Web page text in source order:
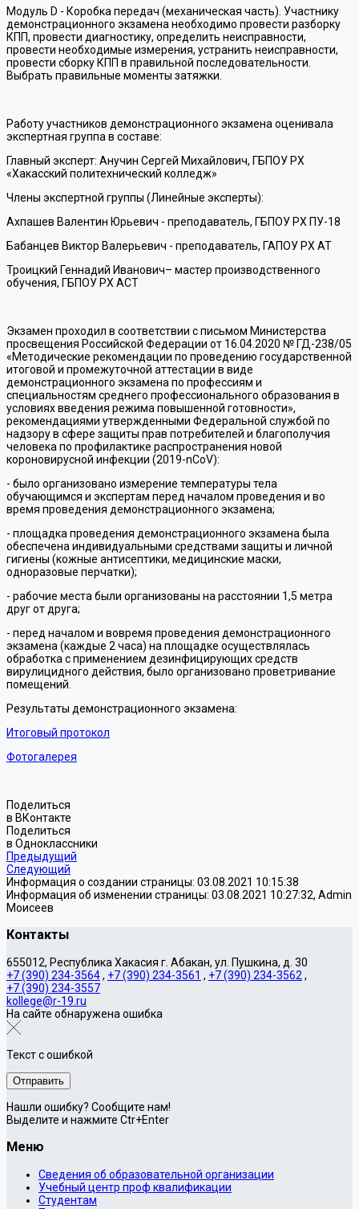
Модуль D - Коробка передач (механическая часть). Участнику
демонстрационного экзамена необходимо провести разборку
КПП, провести диагностику, определить неисправности,
провести необходимые измерения, устранить неисправности,
провести сборку КПП в правильной последовательности.
Выбрать правильные моменты затяжки.
Работу участников демонстрационного экзамена оценивала
экспертная группа в составе:
Главный эксперт: Анучин Сергей Михайлович, ГБПОУ РХ
«Хакасский политехнический колледж»
Члены экспертной группы (Линейные эксперты):
Ахпашев Валентин Юрьевич - преподаватель, ГБПОУ РХ ПУ-18
Бабанцев Виктор Валерьевич - преподаватель, ГАПОУ РХ АТ
Троицкий Геннадий Иванович– мастер производственного
обучения, ГБПОУ РХ АСТ
Экзамен проходил в соответствии с письмом Министерства
просвещения Российской Федерации от 16.04.2020 № ГД-238/05
«Методические рекомендации по проведению государственной
итоговой и промежуточной аттестации в виде
демонстрационного экзамена по профессиям и
специальностям среднего профессионального образования в
условиях введения режима повышенной готовности»,
рекомендациями утвержденными Федеральной службой по
надзору в сфере защиты прав потребителей и благополучия
человека по профилактике распространения новой
короновирусной инфекции (2019-nCoV):
- было организовано измерение температуры тела
обучающимся и экспертам перед началом проведения и во
время проведения демонстрационного экзамена;
- площадка проведения демонстрационного экзамена была
обеспечена индивидуальными средствами защиты и личной
гигиены (кожные антисептики, медицинские маски,
одноразовые перчатки);
- рабочие места были организованы на расстоянии 1,5 метра
друг от друга;
- перед началом и вовремя проведения демонстрационного
экзамена (каждые 2 часа) на площадке осуществлялась
обработка с применением дезинфицирующих средств
вирулицидного действия, было организовано проветривание
помещений.
Результаты демонстрационного экзамена:
Итоговый протокол
Фотогалерея
Поделиться
в ВКонтакте
Поделиться
в Одноклассники
Предыдущий
Следующий
Информация о создании страницы: 03.08.2021 10:15:38
Информация об изменении страницы: 03.08.2021 10:27:32, Admin
Моисеев
Контакты
655012, Республика Хакасия г. Абакан, ул. Пушкина, д. 30
+7 (390) 234-3564, +7 (390) 234-3561 , +7 (390) 234-3562 ,
+7 (390) 234-3557
kollege@r-19.ru
На сайте обнаружена ошибка
Текст с ошибкой
Нашли ошибку? Сообщите нам!
Выделите и нажмите Ctr+Enter
Меню
Сведения об образовательной организации
Учебный центр проф квалификации
Студентам